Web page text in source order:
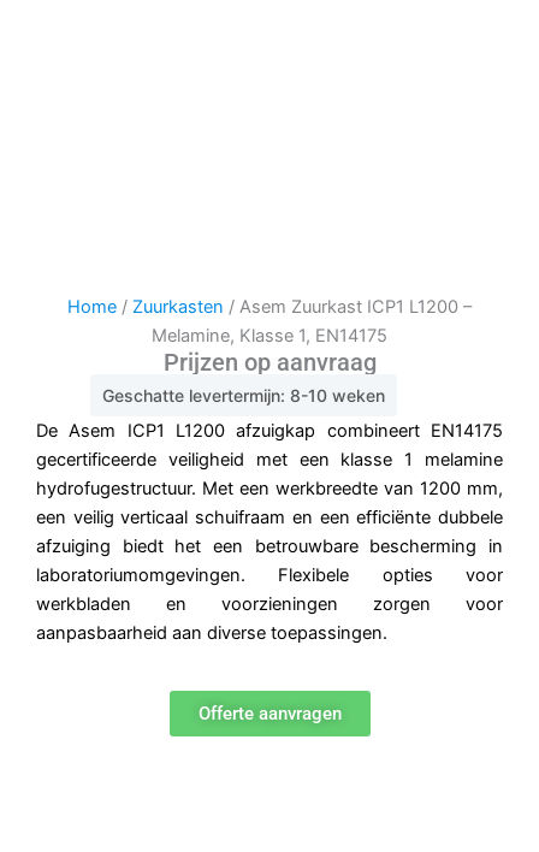
Home / Zuurkasten / Asem Zuurkast ICP1 L1200 –
Melamine, Klasse 1, EN14175
Prijzen op aanvraag
Geschatte levertermijn: 8-10 weken
De Asem ICP1 L1200 afzuigkap combineert EN14175
gecertificeerde veiligheid met een klasse 1 melamine
hydrofugestructuur. Met een werkbreedte van 1200 mm,
een veilig verticaal schuifraam en een efficiënte dubbele
afzuiging biedt het een betrouwbare bescherming in
laboratoriumomgevingen. Flexibele opties voor
werkbladen en voorzieningen zorgen voor
aanpasbaarheid aan diverse toepassingen.
Offerte aanvragen